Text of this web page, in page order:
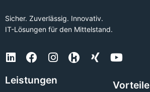
Sicher. Zuverlässig. Innovativ.
IT-Lösungen für den Mittelstand.
Leistungen Vorteile